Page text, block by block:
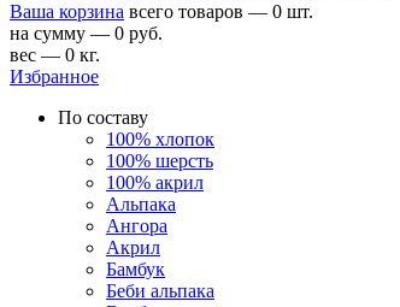
Ваша корзина всего товаров — 0 шт.
на сумму — 0 руб.
вес — 0 кг.
Избранное
По составу
100% хлопок
100% шерсть
100% акрил
Альпака
Ангора
Акрил
Бамбук
Беби альпака